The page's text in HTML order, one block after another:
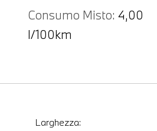
Consumo Misto: 4,00
l/100km
Larghezza: